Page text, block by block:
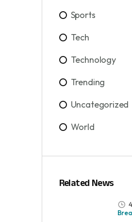
Sports
Tech
Technology
Trending
Uncategorized
World
Related News